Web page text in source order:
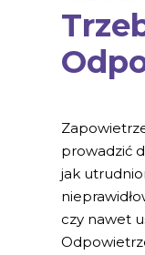
prowadzić
jak
czy nawet